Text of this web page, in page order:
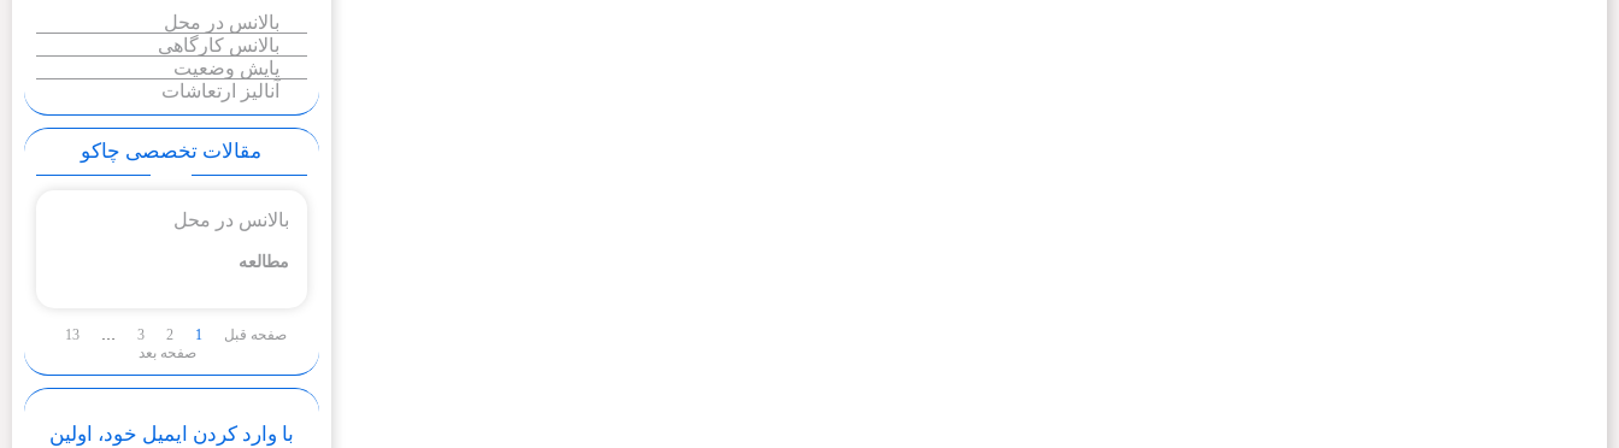
بالانس در محل
بالانس کارگاهی
پایش وضعیت
آنالیز ارتعاشات
مقالات تخصصی چاکو
بالانس در محل
مطالعه
صفحه قبل 1
2
3
13
صفحه بعد
با وارد کردن ایمیل خود، اولین